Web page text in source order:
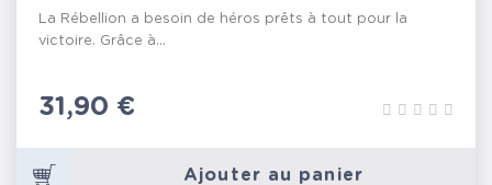
La Rébellion a besoin de héros prêts à tout pour la
victoire. Grâce à...
Prix
31,90 €
Ajouter au panier